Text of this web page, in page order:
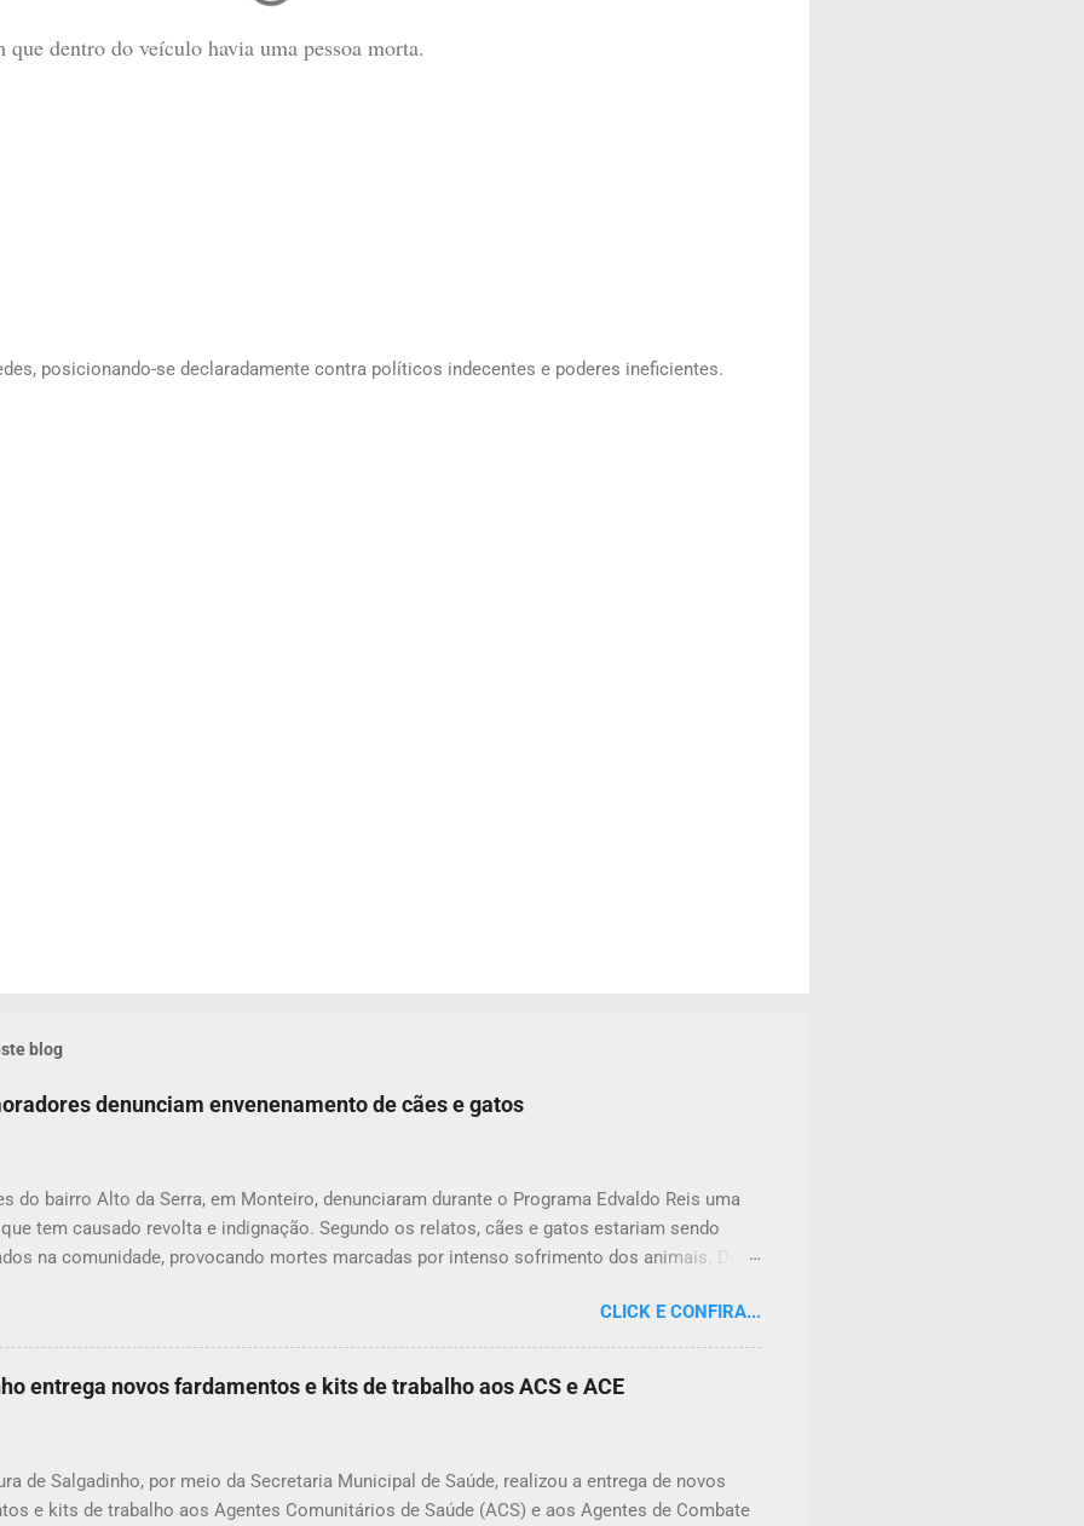
dentro do veículo havia uma pessoa morta.
posicionando-se declaradamente contra políticos indecentes e poderes ineficientes.
blog
denunciam envenenamento de cães e gatos
do bairro Alto da Serra, em Monteiro, denunciaram durante o Programa Edvaldo Reis uma
tem causado revolta e indignação. Segundo os relatos, cães e gatos estariam sendo
na comunidade, provocando mortes marcadas por intenso sofrimento dos animais. De
na última quarta-feira (22), um cachorro morreu exatamente em frente à sua residência,
que comoveu vizinhos e evidenciou a gravidade da situação. Além da dor causada aos
animais, o envenenamento representa um risco para toda a comunidade, podendo atingir
e até crianças que, porventura, tenham contato com substâncias tóxicas deixadas em
anos, além de mult...
CLICK E CONFIRA...
entrega novos fardamentos e kits de trabalho aos ACS e ACE
de Salgadinho, por meio da Secretaria Municipal de Saúde, realizou a entrega de novos
e kits de trabalho aos Agentes Comunitários de Saúde (ACS) e aos Agentes de Combate